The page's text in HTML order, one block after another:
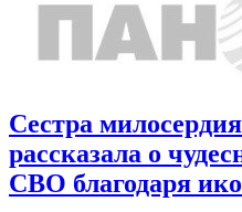
Сестра
рассказала о
СВО благодаря